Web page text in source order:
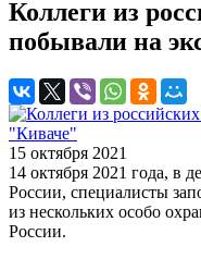
Коллеги из
побывали на
15 октября 2021
14 октября 2021 года, в
России, специалисты
из нескольких особо
России.